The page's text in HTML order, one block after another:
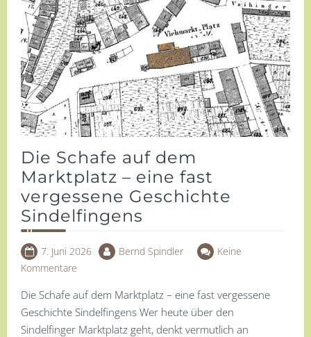
Die Schafe auf dem
Marktplatz – eine fast
vergessene Geschichte
Sindelfingens
7. Juni 2026 Bernd Spindler
Keine
Kommentare
Die Schafe auf dem Marktplatz – eine fast vergessene
Geschichte Sindelfingens Wer heute über den
Sindelfinger Marktplatz geht, denkt vermutlich an